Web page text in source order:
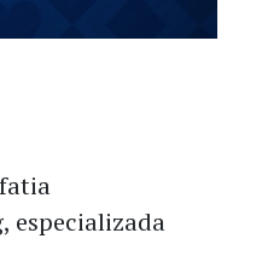
especializada